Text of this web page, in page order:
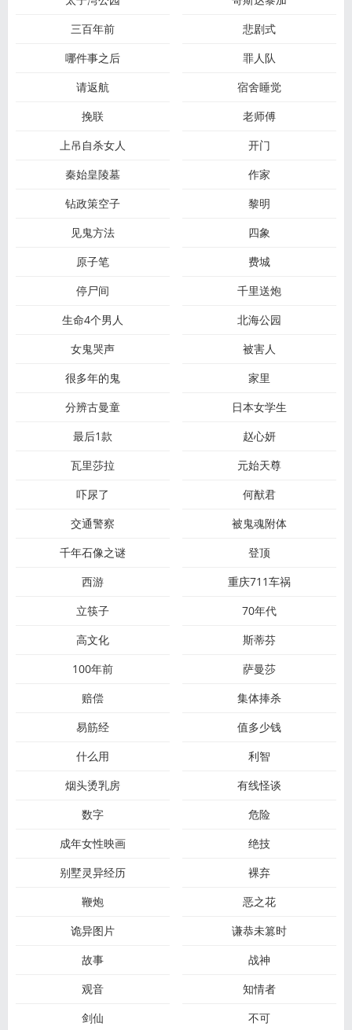
三百年前
悲剧式
哪件事之后
罪人队
请返航
宿舍睡觉
挽联
老师傅
上吊自杀女人
开门
秦始皇陵墓
作家
钻政策空子
黎明
见鬼方法
四象
原子笔
费城
停尸间
千里送炮
生命4个男人
北海公园
女鬼哭声
被害人
很多年的鬼
家里
分辨古曼童
日本女学生
最后1款
赵心妍
瓦里莎拉
元始天尊
吓尿了
何猷君
交通警察
被鬼魂附体
千年石像之谜
登顶
西游
重庆711车祸
立筷子
70年代
高文化
斯蒂芬
100年前
萨曼莎
赔偿
集体捧杀
易筋经
值多少钱
什么用
利智
烟头烫乳房
有线怪谈
数字
危险
成年女性映画
绝技
别墅灵异经历
裸弃
鞭炮
恶之花
诡异图片
谦恭未篡时
故事
战神
观音
知情者
剑仙
不可